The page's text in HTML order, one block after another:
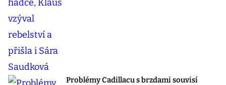
Problémy Cadillacu s brzdami souvisí